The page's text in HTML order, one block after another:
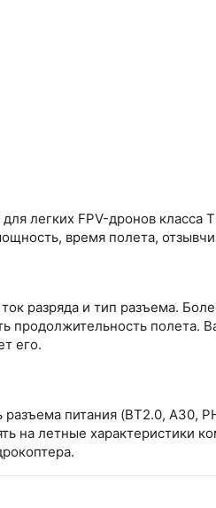
легких FPV-дронов
время полета,
разряда и тип разъема.
продолжительность полета.
его.
питания (BT2.0, A30,
на летные характеристики